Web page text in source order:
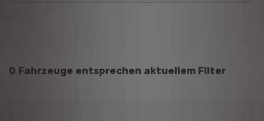
Suchergebnisse
0 Fahrzeuge entsprechen aktuellem Filter